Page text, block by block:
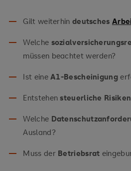
Gilt weiterhin deutsches
Welche
müssen beachtet werden?
Ist eineA1-Bescheinigung
Entstehensteuerliche Risiken
Welche
Ausland?
Muss derBetriebsrat